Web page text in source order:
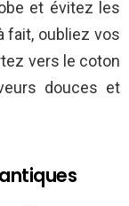
et évitez les
fait, oubliez vos
vers le coton
douces et